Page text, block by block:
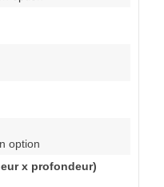
option
x profondeur)